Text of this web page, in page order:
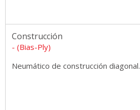
Construcción
- (Bias-Ply)
Neumático de construcción diagonal.